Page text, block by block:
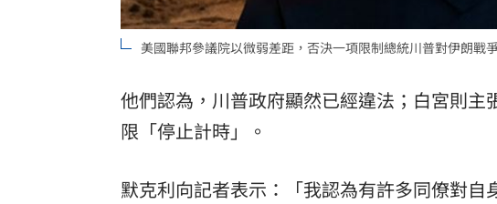
美國聯邦參議院以微弱差距，否決一項限制總統川普對伊朗戰
他們認為，川普政府顯然已經違法；白宮則
限「停止計時」。
默克利向記者表示：「我認為有許多同僚對自